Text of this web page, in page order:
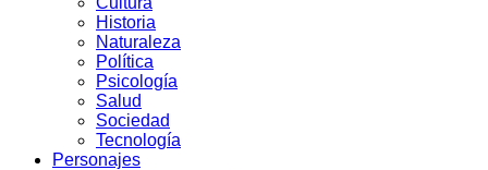
Historia
Naturaleza
Política
Psicología
Salud
Sociedad
Tecnología
Personajes